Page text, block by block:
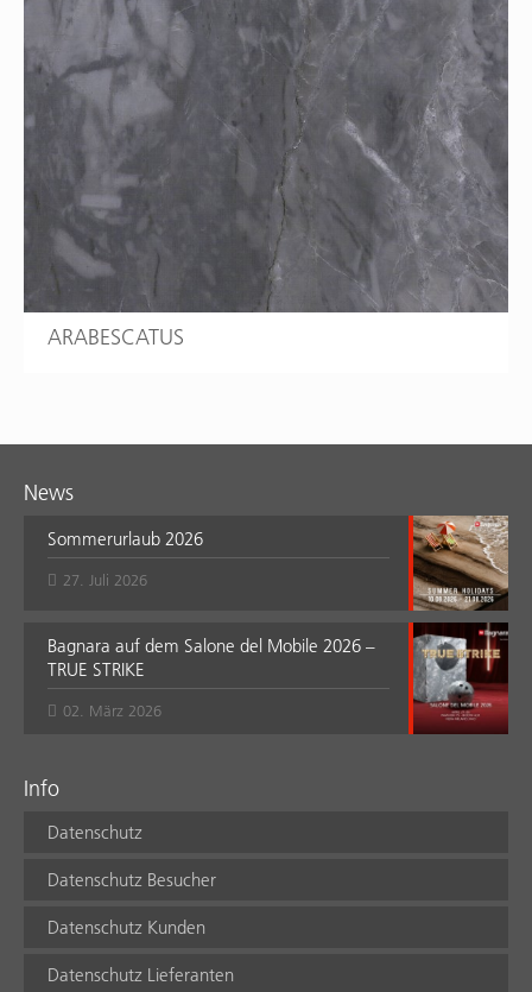
ARABESCATUS
News
Sommerurlaub 2026
27. Juli 2026
Bagnara auf dem Salone del Mobile 2026 –
TRUE STRIKE
02. März 2026
Info
Datenschutz
Datenschutz Besucher
Datenschutz Kunden
Datenschutz Lieferanten